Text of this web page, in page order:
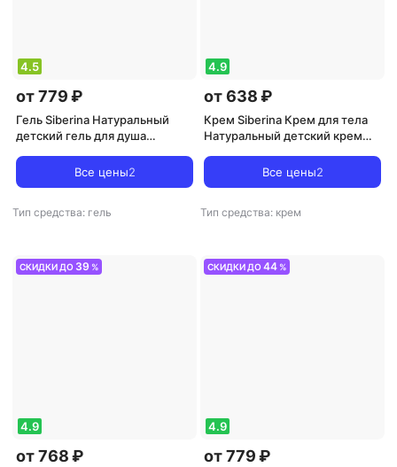
4.5
от 779 ₽
Гель Siberina Натуральный
детский гель для душа
Все цены2
Тип средства: гель
4.9
от 638 ₽
Крем Siberina Крем для тела
Натуральный детский крем
Все цены2
Тип средства: крем
СКИДКИ ДО 39 %
4.9
от 768 ₽
СКИДКИ ДО44 %
4.9
от 779 ₽